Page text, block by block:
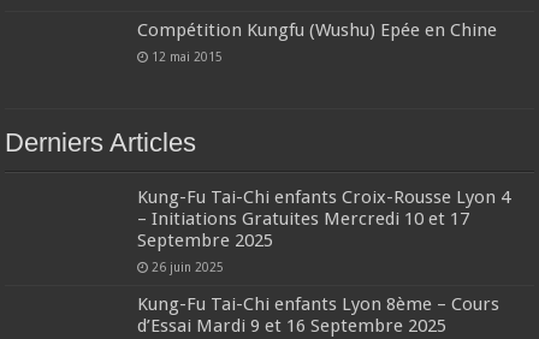
Compétition Kungfu (Wushu) Epée en Chine
12 mai 2015
Derniers Articles
Kung-Fu Tai-Chi enfants Croix-Rousse Lyon 4
– Initiations Gratuites Mercredi 10 et 17
Septembre 2025
26 juin 2025
Kung-Fu Tai-Chi enfants Lyon 8ème – Cours
d’Essai Mardi 9 et 16 Septembre 2025